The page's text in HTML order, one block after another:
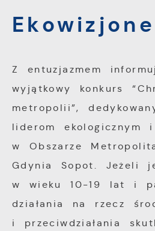
Z entuzjazmem
wyjątkowy konkurs
metropolii”,
liderom ekologicznym
w Obszarze
Gdynia Sopot. Jeżeli
w wieku 10-19 lat i
działania na rzecz
i przeciwdziałania
funkcjonalności naszej
dopasowanie jej do
funkcjonalne i
gwarantuje dostępność
Analityczne
rozwijać się i
potrzeb.
Cookies analityczne
witryny internetowej,
częstotliwości, z jaką
serwisy www. Dane
ocenę naszych serwisów
względem ich
Więcej
Reklamowe
Dzięki reklamowym
prezentujemy Ci
aktualności na stronach